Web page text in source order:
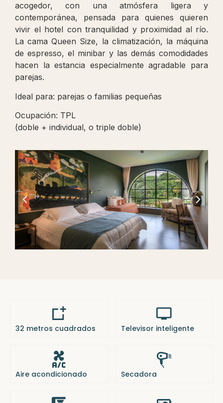
acogedor, con una atmósfera ligera y
contemporánea, pensada para quienes quieren
vivir el hotel con tranquilidad y proximidad al río.
La cama Queen Size, la climatización, la máquina
de espresso, el minibar y las demás comodidades
hacen la estancia especialmente agradable para
parejas.
Ideal para: parejas o familias pequeñas
Ocupación: TPL
(doble + individual, o triple doble)
32 metros cuadrados Televisor inteligente
Aire acondicionado Secadora